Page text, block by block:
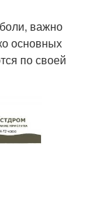
важно
основных
по своей